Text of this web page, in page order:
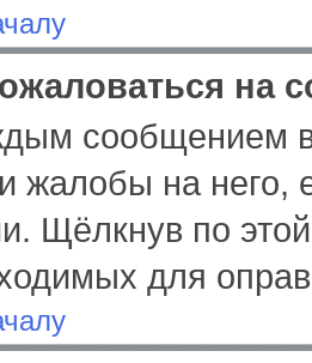
на
сообщением
жалобы на него,
Щёлкнув по
для